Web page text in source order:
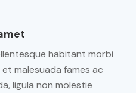
habitant morbi
malesuada fames ac
ligula non molestie